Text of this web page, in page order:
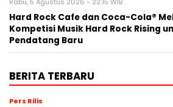
Rabu, 5 Agustus 2026 - 22:15 WIB
Hard Rock Cafe dan Coca-Cola®
Kompetisi Musik Hard Rock Rising
Pendatang Baru
BERITA TERBARU
Pers Rilis